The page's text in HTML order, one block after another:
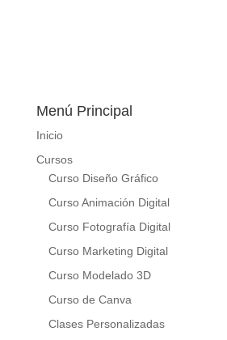
Menú Principal
Inicio
Cursos
Curso Diseño Gráfico
Curso Animación Digital
Curso Fotografía Digital
Curso Marketing Digital
Curso Modelado 3D
Curso de Canva
Clases Personalizadas